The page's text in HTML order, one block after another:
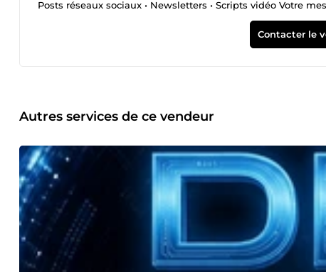
Posts réseaux sociaux • Newsletters • Scripts vidéo Votre
Contacter le
Autres services de ce vendeur